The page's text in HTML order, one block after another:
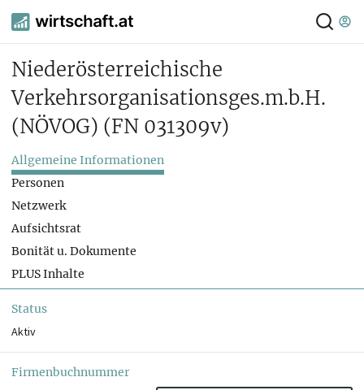
Niederösterreichische
Verkehrsorganisationsges.m.b.H.
(NÖVOG) (FN 031309v)
Allgemeine Informationen
Personen
Netzwerk
Aufsichtsrat
Bonität u. Dokumente
PLUS Inhalte
Status
Aktiv
Firmenbuchnummer